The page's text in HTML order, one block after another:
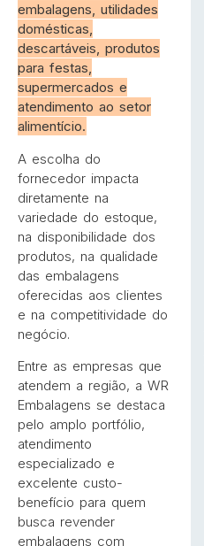
embalagens, utilidades
domésticas,
descartáveis, produtos
para festas,
supermercados e
atendimento ao setor
alimentício.
A escolha do
fornecedor impacta
diretamente na
variedade do estoque,
na disponibilidade dos
produtos, na qualidade
das embalagens
oferecidas aos clientes
e na competitividade do
negócio.
Entre as empresas que
atendem a região, a WR
Embalagens se destaca
pelo amplo portfólio,
atendimento
especializado e
excelente custo-
benefício para quem
busca revender
embalagens com